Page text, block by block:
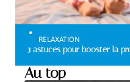
RELAXATION
3 astuces pour booster la
Au top